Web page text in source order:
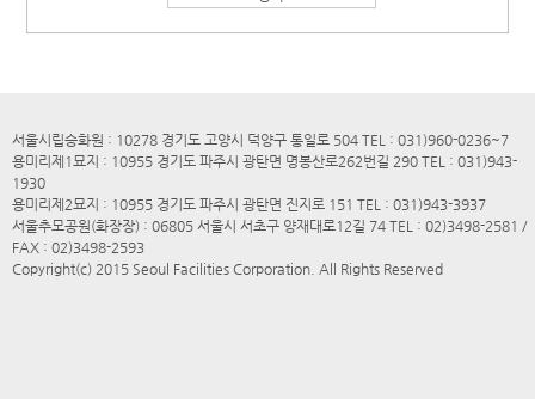
서울시립승화원 : 10278 경기도 고양시 덕양구 통일로 504 TEL : 031)960-0236~7
용미리제1묘지 : 10955 경기도 파주시 광탄면 명봉산로262번길 290 TEL : 031)943-
1930
용미리제2묘지 : 10955 경기도 파주시 광탄면 진지로 151 TEL : 031)943-3937
서울추모공원(화장장) : 06805 서울시 서초구 양재대로12길 74 TEL : 02)3498-2581 /
FAX : 02)3498-2593
Copyright(c) 2015 Seoul Facilities Corporation. All Rights Reserved